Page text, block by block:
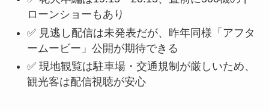
ローンショーもあり
✅ 見逃し配信は未発表だが、昨年同様「アフタ
ームービー」公開が期待できる
✅ 現地観覧は駐車場・交通規制が厳しいため、
観光客は配信視聴が安心